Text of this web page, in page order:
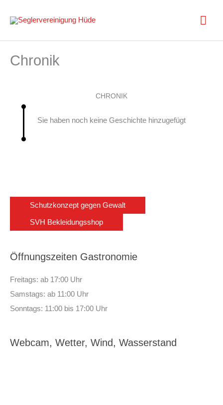
Inhalt
springen
Chronik
CHRONIK
Sie haben noch keine Geschichte hinzugefügt
Schutzkonzept gegen Gewalt
SVH Bekleidungsshop
Öffnungszeiten Gastronomie
Freitags: ab 17:00 Uhr
Samstags: ab 11:00 Uhr
Sonntags: 11:00 bis 17:00 Uhr
Webcam, Wetter, Wind, Wasserstand